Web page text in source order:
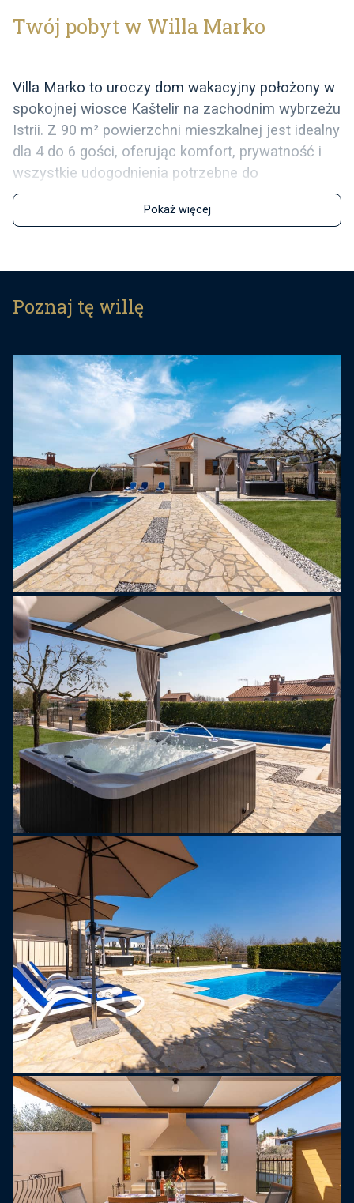
Twój pobyt w Willa Marko
Villa Marko to uroczy dom wakacyjny położony w
spokojnej wiosce Kaštelir na zachodnim wybrzeżu
Istrii. Z 90 m² powierzchni mieszkalnej jest idealny
dla 4 do 6 gości, oferując komfort, prywatność i
wszystkie udogodnienia potrzebne do
relaksującego urlopu.
Wnętrze obejmuje przytulny salon z dużą,
jadalnię i w pełni wyposażoną kuchnię. Willa
sypialnie, każda z podwójnym łóżkiem i telewizją
Na zewnątrz goście mogą korzystać z
prywatnego basenu o powierzchni 32 m² i jacuzzi,
idealnego do ochłodzenia się lub relaksu po dniu
zwiedzania. Zadaszona letnia kuchnia z dużym
kominkiem i jadalnią zapewnia idealne miejsce na
posiłki na świeżym powietrzu. Obiekt oferuje
również dwa prywatne miejsca parkingowe.
Najbliższa plaża jest oddalona o zaledwie 8 km i
można do niej dojechać samochodem w około 10
minut. Sama wioska Kaštelir oferuje kilka
restauracji, pizzerii i kawiarni, a także sklepy,
pocztę i bankomat – wszystko w odległości
spaceru.
Poreč, jedno z najpopularniejszych miejsc
turystycznych nad Adriatykiem, znajduje się
zaledwie 10 km dalej i oferuje szeroką gamę
atrakcji, rozrywek i obiektów kulturalnych.
Villa Marko jest idealną bazą wypadową na
relaksujące, a zarazem niezapomniane wakacje
na Istrii.
Pokaż więcej
Poznaj tę willę